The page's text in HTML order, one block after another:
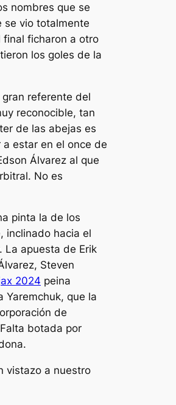
nombres que se
se vio totalmente
final ficharon a otro
los goles de la
referente del
reconocible, tan
de las abejas es
estar en el once de
Álvarez al que
No es
pinta la de los
inclinado hacia el
La apuesta de Erik
Steven
2024 peina
Yaremchuk, que la
de
botada por
vistazo a nuestro